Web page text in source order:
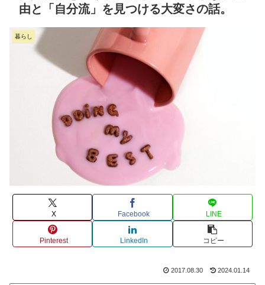
由と「自分流」を見つける大変さの話。
暮らし
X Facebook LINE
Pinterest LinkedIn コピー
2017.08.30 2024.01.14